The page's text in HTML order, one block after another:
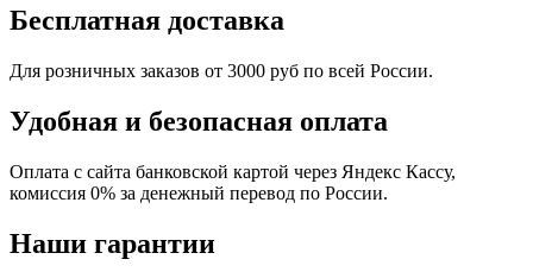
Бесплатная доставка
Для розничных заказов от 3000 руб по всей России.
Удобная и безопасная оплата
Оплата с сайта банковской картой через Яндекс Кассу,
комиссия 0% за денежный перевод по России.
Наши гарантии